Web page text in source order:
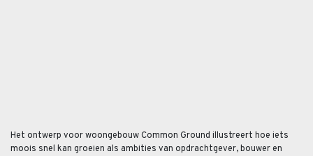
Het ontwerp voor woongebouw Common Ground illustreert hoe iets
moois snel kan groeien als ambities van opdrachtgever, bouwer en